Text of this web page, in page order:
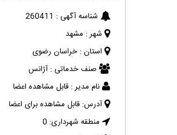
شناسه آگهی : 260411
شهر : مشهد
استان : خراسان رضوی
صنف خدماتی : آژانس
نام مدیر : قابل مشاهده اعضا
آدرس: قابل مشاهده برای اعضا
منطقه شهرداری: 0